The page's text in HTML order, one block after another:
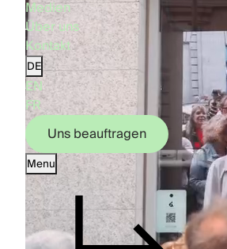
Medien
Über uns
Kontakt
DE
EN
FR
Uns beauftragen
Uns beauftragen
Menu